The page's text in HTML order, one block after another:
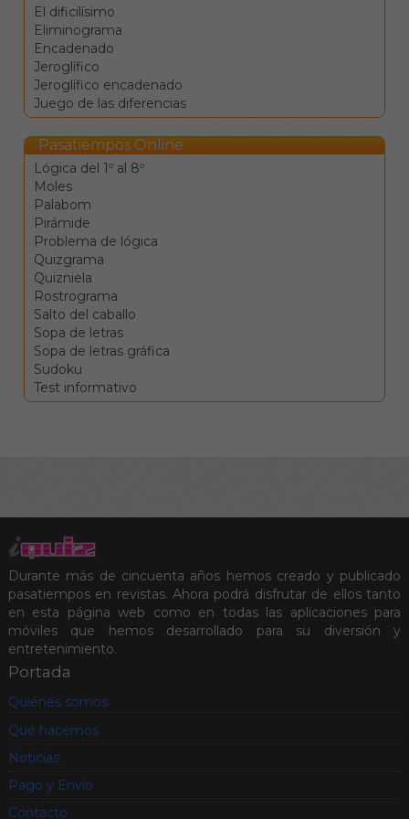
El dificilísimo
Eliminograma
Encadenado
Jeroglífico
Jeroglífico encadenado
Juego de las diferencias
Pasatiempos Online
Lógica del 1º al 8º
Moles
Palabom
Pirámide
Problema de lógica
Quizgrama
Quizniela
Rostrograma
Salto del caballo
Sopa de letras
Sopa de letras gráfica
Sudoku
Test informativo
Durante más de cincuenta años hemos creado y publicado
pasatiempos en revistas. Ahora podrá disfrutar de ellos tanto
en esta página web como en todas las aplicaciones para
móviles que hemos desarrollado para su diversión y
entretenimiento.
Portada
Quiénes somos
Qué hacemos
Noticias
Pago y Envío
Contacto
definición para ir a la
celdas
correspondientes.
Los botones de
comprobar, pista y
solución le ayudarán en el
puntuación final.